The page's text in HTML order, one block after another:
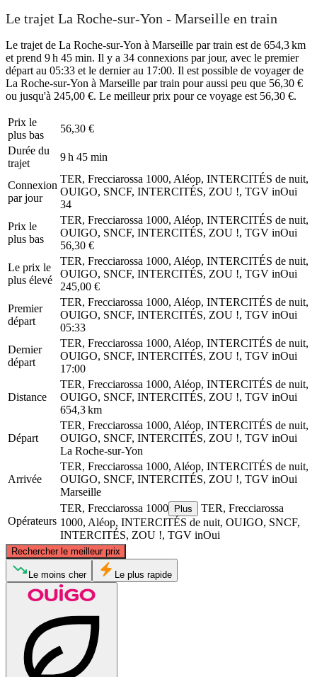
Le trajet La Roche-sur-Yon - Marseille en train
Le trajet de La Roche-sur-Yon à Marseille par train est de 654,3 km
et prend 9 h 45 min. Il y a 34 connexions par jour, avec le premier
départ au 05:33 et le dernier au 17:00. Il est possible de voyager de
La Roche-sur-Yon à Marseille par train pour aussi peu que 56,30 €
ou jusqu'à 245,00 €. Le meilleur prix pour ce voyage est 56,30 €.
Prix ​​le
plus bas
56,30 €
Durée du
trajet
9 h 45 min
Connexion
par jour
TER, Frecciarossa 1000, Aléop, INTERCITÉS de nuit,
OUIGO, SNCF, INTERCITÉS, ZOU !, TGV inOui
34
Prix ​​le
plus bas
TER, Frecciarossa 1000, Aléop, INTERCITÉS de nuit,
OUIGO, SNCF, INTERCITÉS, ZOU !, TGV inOui
56,30 €
Le prix le
plus élevé
TER, Frecciarossa 1000, Aléop, INTERCITÉS de nuit,
OUIGO, SNCF, INTERCITÉS, ZOU !, TGV inOui
245,00 €
Premier
départ
TER, Frecciarossa 1000, Aléop, INTERCITÉS de nuit,
OUIGO, SNCF, INTERCITÉS, ZOU !, TGV inOui
05:33
Dernier
départ
TER, Frecciarossa 1000, Aléop, INTERCITÉS de nuit,
OUIGO, SNCF, INTERCITÉS, ZOU !, TGV inOui
17:00
Distance
TER, Frecciarossa 1000, Aléop, INTERCITÉS de nuit,
OUIGO, SNCF, INTERCITÉS, ZOU !, TGV inOui
654,3 km
Départ
TER, Frecciarossa 1000, Aléop, INTERCITÉS de nuit,
OUIGO, SNCF, INTERCITÉS, ZOU !, TGV inOui
La Roche-sur-Yon
Arrivée
TER, Frecciarossa 1000, Aléop, INTERCITÉS de nuit,
OUIGO, SNCF, INTERCITÉS, ZOU !, TGV inOui
Marseille
Opérateurs
TER, Frecciarossa 1000 Plus
TER, Frecciarossa
1000, Aléop, INTERCITÉS de nuit, OUIGO, SNCF,
INTERCITÉS, ZOU !, TGV inOui
Rechercher le meilleur prix
La Roche-sur-Yon
© CARTO , ©OpenStreetMap
Le moins cher Le plus rapide